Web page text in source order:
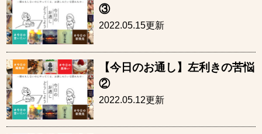
③
2022.05.15更新
【今日のお通し】左利きの苦悩
②
2022.05.12更新